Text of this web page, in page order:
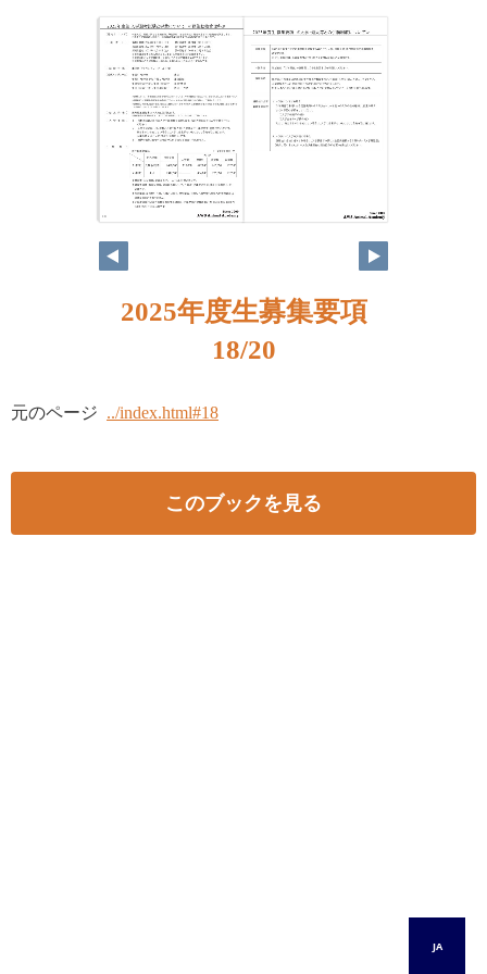
18 19
2025年度生募集要項
18/20
元のページ ../index.html#18
このブックを見る
JA